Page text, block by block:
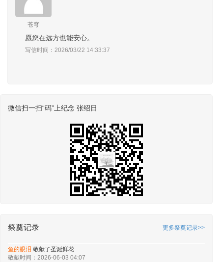
苍穹
愿您在远方也能安心。
写信时间：2026/03/22 14:33:37
微信扫一扫“码”上纪念 张绍日
祭奠记录 更多祭奠记录>>
鱼的眼泪 敬献了圣诞鲜花
敬献时间：2026-06-03 04:07